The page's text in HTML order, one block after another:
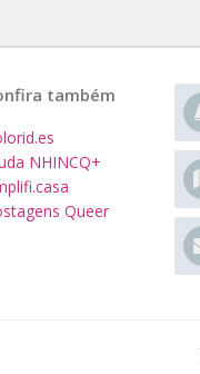
também
NHINCQ+
Queer